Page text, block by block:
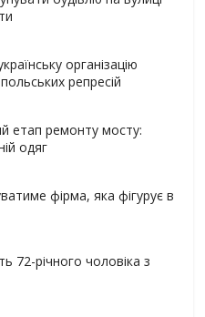
організацію
репресій
етап ремонту мосту:
одяг
фірма, яка фігурує в
72-річного чоловіка з